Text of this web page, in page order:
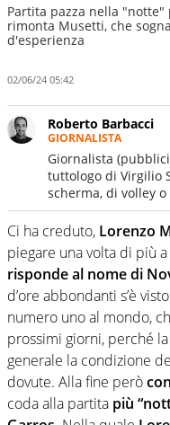
Partita pazza nella
rimonta Musetti, che
d'esperienza
02/06/24 05:42
Roberto Barbacci
GIORNALISTA
Giornalista
tuttologo di Virgilio
scherma, di volley
Ci ha creduto, Lorenzo
piegare una volta di più
risponde al nome di
d’ore abbondanti s’è
numero uno al mondo,
prossimi giorni, perché
generale la condizione
dovute. Alla fine però
coda alla partita più